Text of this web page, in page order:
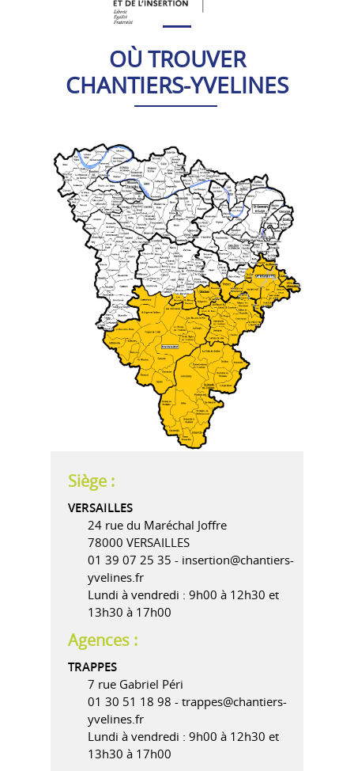
OÙ TROUVER
CHANTIERS-YVELINES
Siège :
VERSAILLES
24 rue du Maréchal Joffre
78000 VERSAILLES
01 39 07 25 35 - insertion@chantiers-
yvelines.fr
Lundi à vendredi : 9h00 à 12h30 et
13h30 à 17h00
Agences :
TRAPPES
7 rue Gabriel Péri
01 30 51 18 98 - trappes@chantiers-
yvelines.fr
Lundi à vendredi : 9h00 à 12h30 et
13h30 à 17h00